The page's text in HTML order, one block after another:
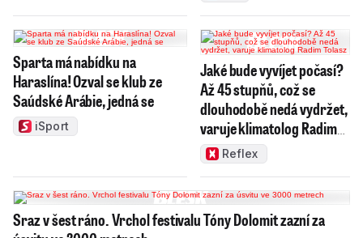
Sparta má nabídku na
Haraslína! Ozval se klub ze
Saúdské Arábie, jedná se
iSport
Jaké bude vyvíjet počasí?
Až 45 stupňů, což se
dlouhodobě nedá vydržet,
varuje klimatolog Radim
TolaszReflex
Sraz v šest ráno. Vrchol festivalu Tóny Dolomit zazní za